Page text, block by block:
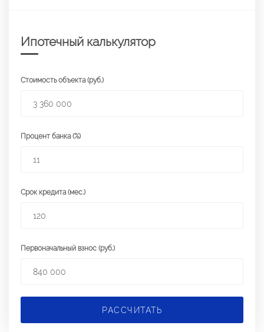
Ипотечный калькулятор
Стоимость объекта (руб.)
Процент банка (%)
Срок кредита (мес.)
Первоначальный взнос (руб.)
РАССЧИТАТЬ